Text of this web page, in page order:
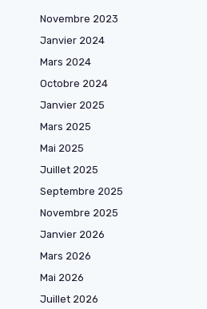
Novembre 2023
Janvier 2024
Mars 2024
Octobre 2024
Janvier 2025
Mars 2025
Mai 2025
Juillet 2025
Septembre 2025
Novembre 2025
Janvier 2026
Mars 2026
Mai 2026
Juillet 2026